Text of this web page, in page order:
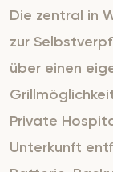
Die zentral in
zur
über einen
Private
Unterkunft